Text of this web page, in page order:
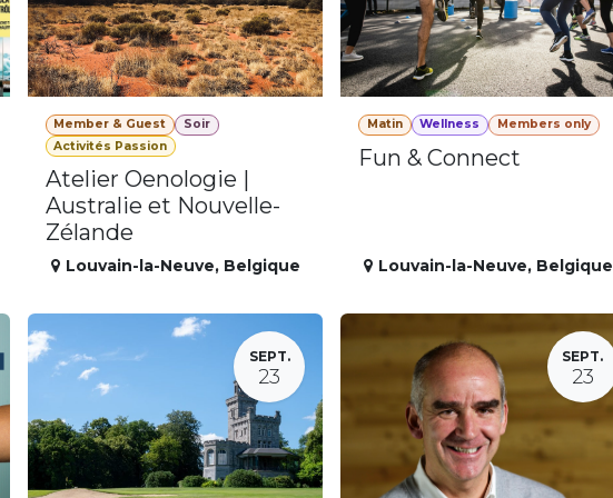
Member & Guest
Soir
Activités Passion
Atelier Oenologie |
Australie et Nouvelle-
Zélande
Louvain-la-Neuve, Belgique
Matin Wellness Members only
Fun & Connect
Louvain-la-Neuve, Belgique
SEPT.
23
SEPT.
23